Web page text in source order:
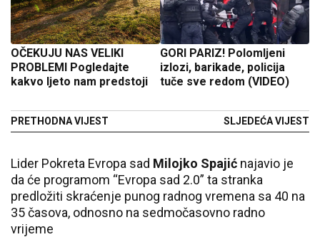
OČEKUJU NAS VELIKI
PROBLEMI Pogledajte
kakvo ljeto nam predstoji
PRETHODNA VIJEST
GORI PARIZ! Polomljeni
izlozi, barikade, policija
tuče sve redom (VIDEO)
SLJEDEĆA VIJEST
Lider Pokreta Evropa sad Milojko Spajić najavio je
da će programom “Evropa sad 2.0” ta stranka
predložiti skraćenje punog radnog vremena sa 40 na
35 časova, odnosno na sedmočasovno radno
vrijeme